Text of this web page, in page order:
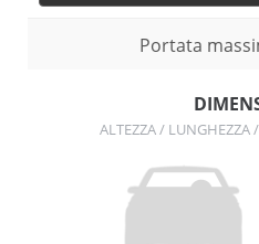
Portata
ALTEZZA / LUNGHEZZA